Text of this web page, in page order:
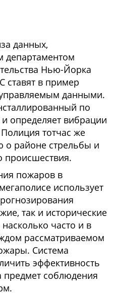
данных,
департаментом
Нью-Йорка
ставят в пример
данными.
по
определяет вибрации
тотчас же
о районе стрельбы и
происшествия.
пожаров в
использует
так и исторические
часто и в
рассматриваемом
Система
эффективность
предмет соблюдения